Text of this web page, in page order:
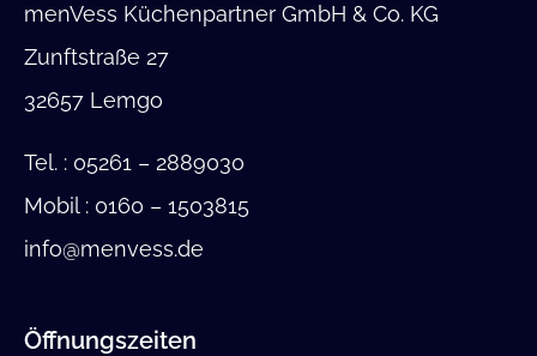
menVess Küchenpartner GmbH & Co. KG
Zunftstraße 27
32657 Lemgo
Tel. : 05261 – 2889030
Mobil : 0160 – 1503815
info@menvess.de
Öffnungszeiten